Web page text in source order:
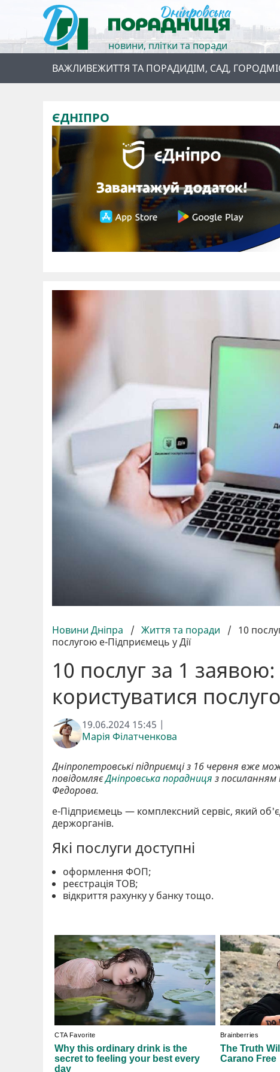
новини, плітки та поради
ВАЖЛИВЕЖИТТЯ ТА ПОРАДИДІМ, САД, ГОРОД
ЄДНІПРО
Новини Дніпра / Життя та поради / 10
послугою е-Підприємець у Дії
10 послуг за 1
користуватися
19.06.2024 15:45 |
Марія Філатченкова
Дніпропетровські підприємці з 16 червня вже
повідомляєДніпровська порадниця з посиланням
Федорова.
е-Підприємець — комплексний сервіс, який
держорганів.
Які послуги доступні
оформлення ФОП;
реєстрація ТОВ;
відкриття рахунку у банку тощо.